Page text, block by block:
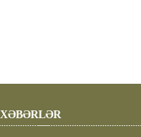
XƏBƏRLƏR